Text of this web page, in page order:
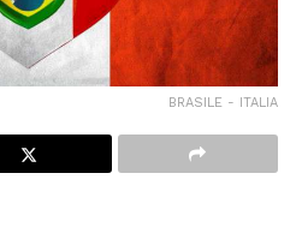
BRASILE - ITALIA